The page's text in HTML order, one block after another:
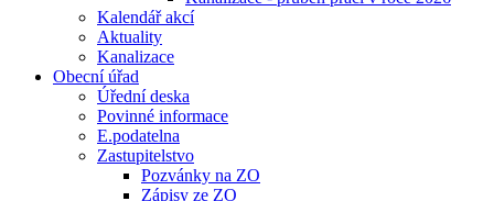
Kalendář akcí
Aktuality
Kanalizace
Obecní úřad
Úřední deska
Povinné informace
E.podatelna
Zastupitelstvo
Pozvánky na ZO
Zápisy ze ZO